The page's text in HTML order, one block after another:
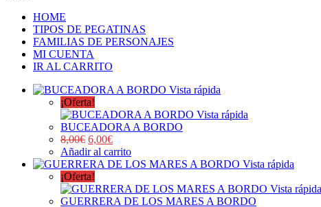
HOME
TIPOS DE PEGATINAS
FAMILIAS DE PERSONAJES
MI CUENTA
IR AL CARRITO
Vista rápida
¡Oferta!
Vista rápida
BUCEADORA A BORDO
8,00€ 6,00€
Añadir al carrito
Vista rápida
¡Oferta!
Vista rápida
GUERRERA DE LOS MARES A BORDO